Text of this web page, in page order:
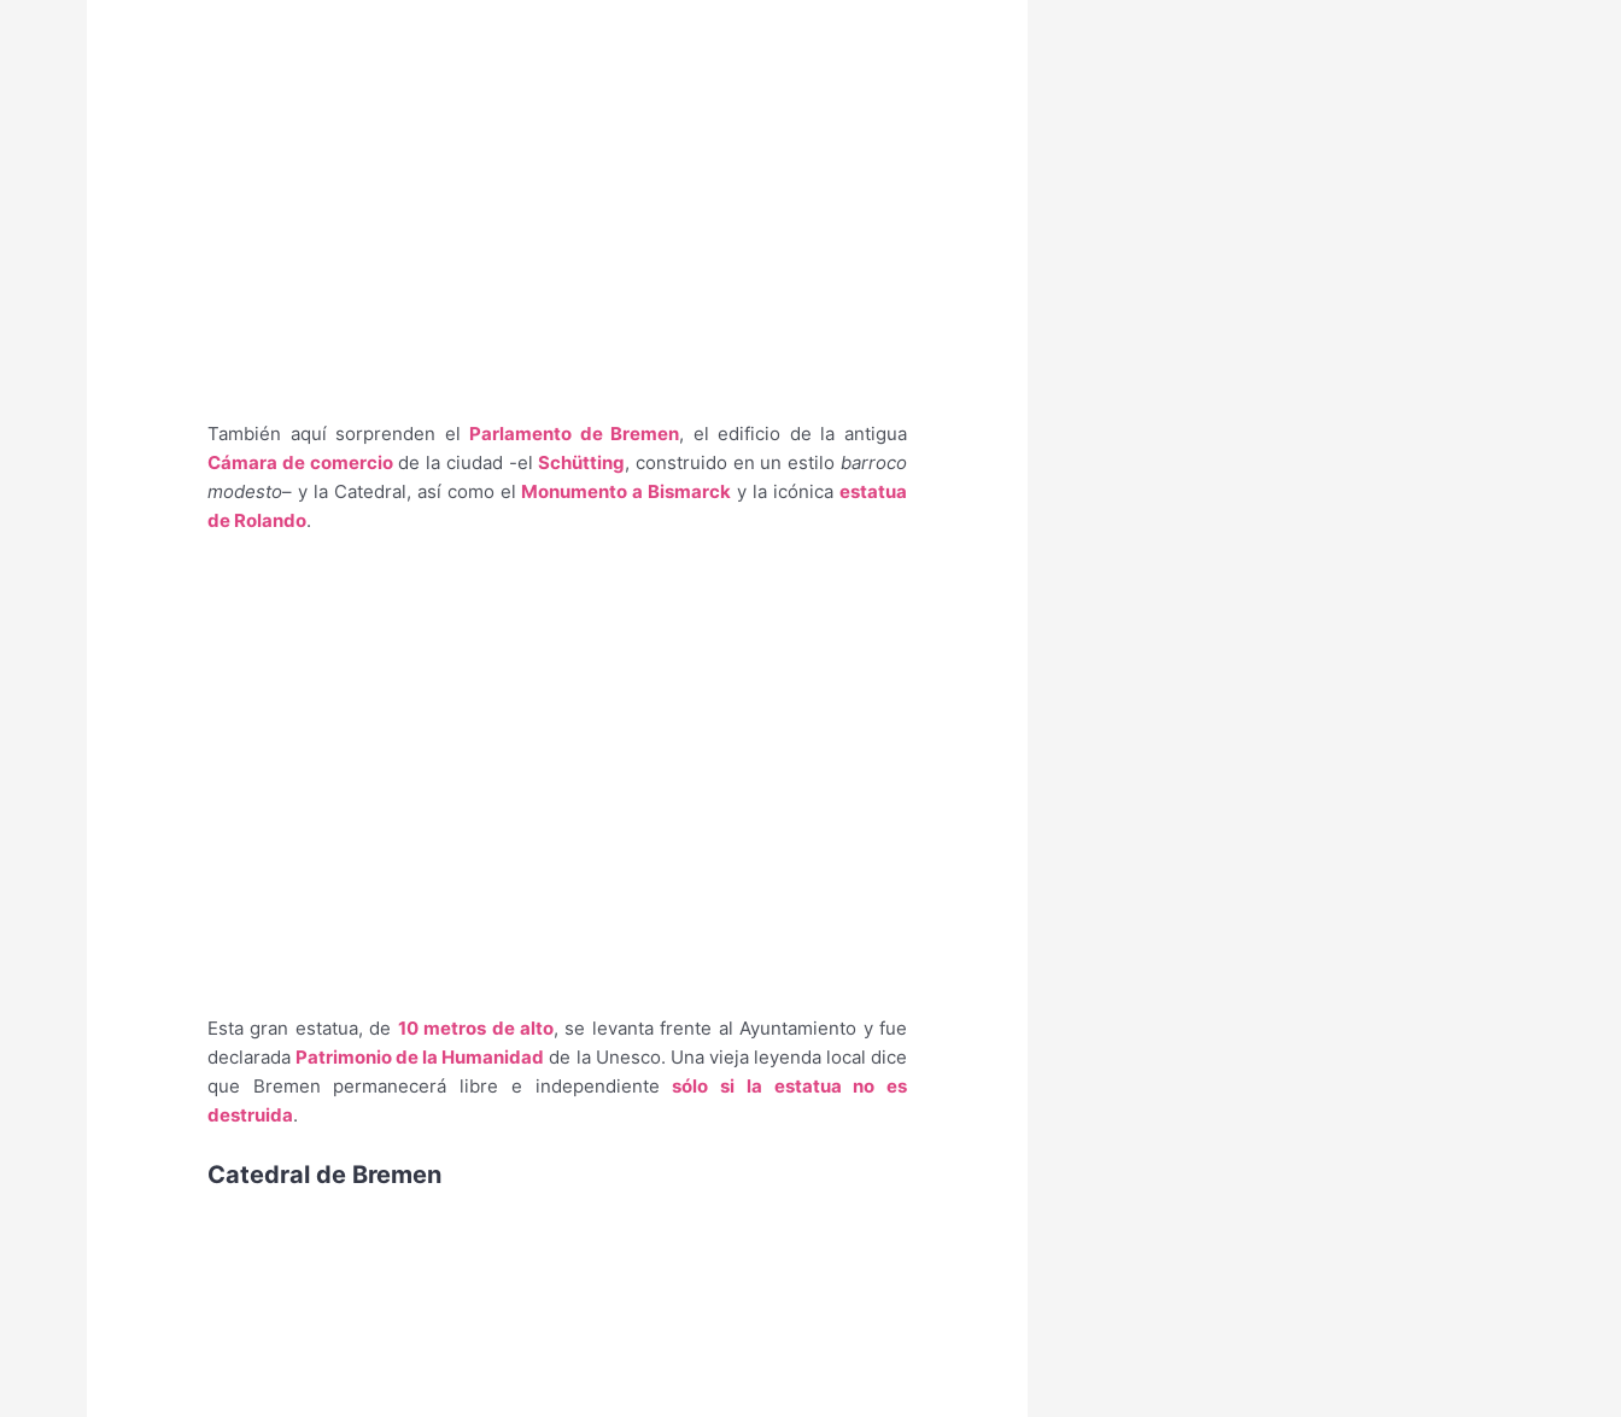
También aquí sorprenden el Parlamento de Bremen, el edificio de la antigua
Cámara de comerciode la ciudad -elSchütting, construido en un estilo barroco
modesto– y la Catedral, así como el Monumento a Bismarck y la icónica estatua
de Rolando.
Esta gran estatua, de 10 metros de alto, se levanta frente al Ayuntamiento y fue
declarada Patrimonio de la Humanidad de la Unesco. Una vieja leyenda local dice
que Bremen permanecerá libre e independientesólo si la estatua no es
destruida.
Catedral de Bremen